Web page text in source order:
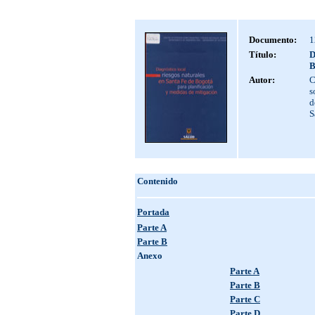
Documento:
Título:
Autor:
Contenido
Portada
Parte A
Parte B
Anexo
Parte A
Parte B
Parte C